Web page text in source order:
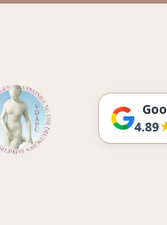
Google Rating
★★★★★